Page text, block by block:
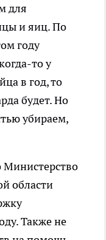
для
и яиц. По
году
то у
в год, то
будет. Но
убираем,
Министерство
области
Также не